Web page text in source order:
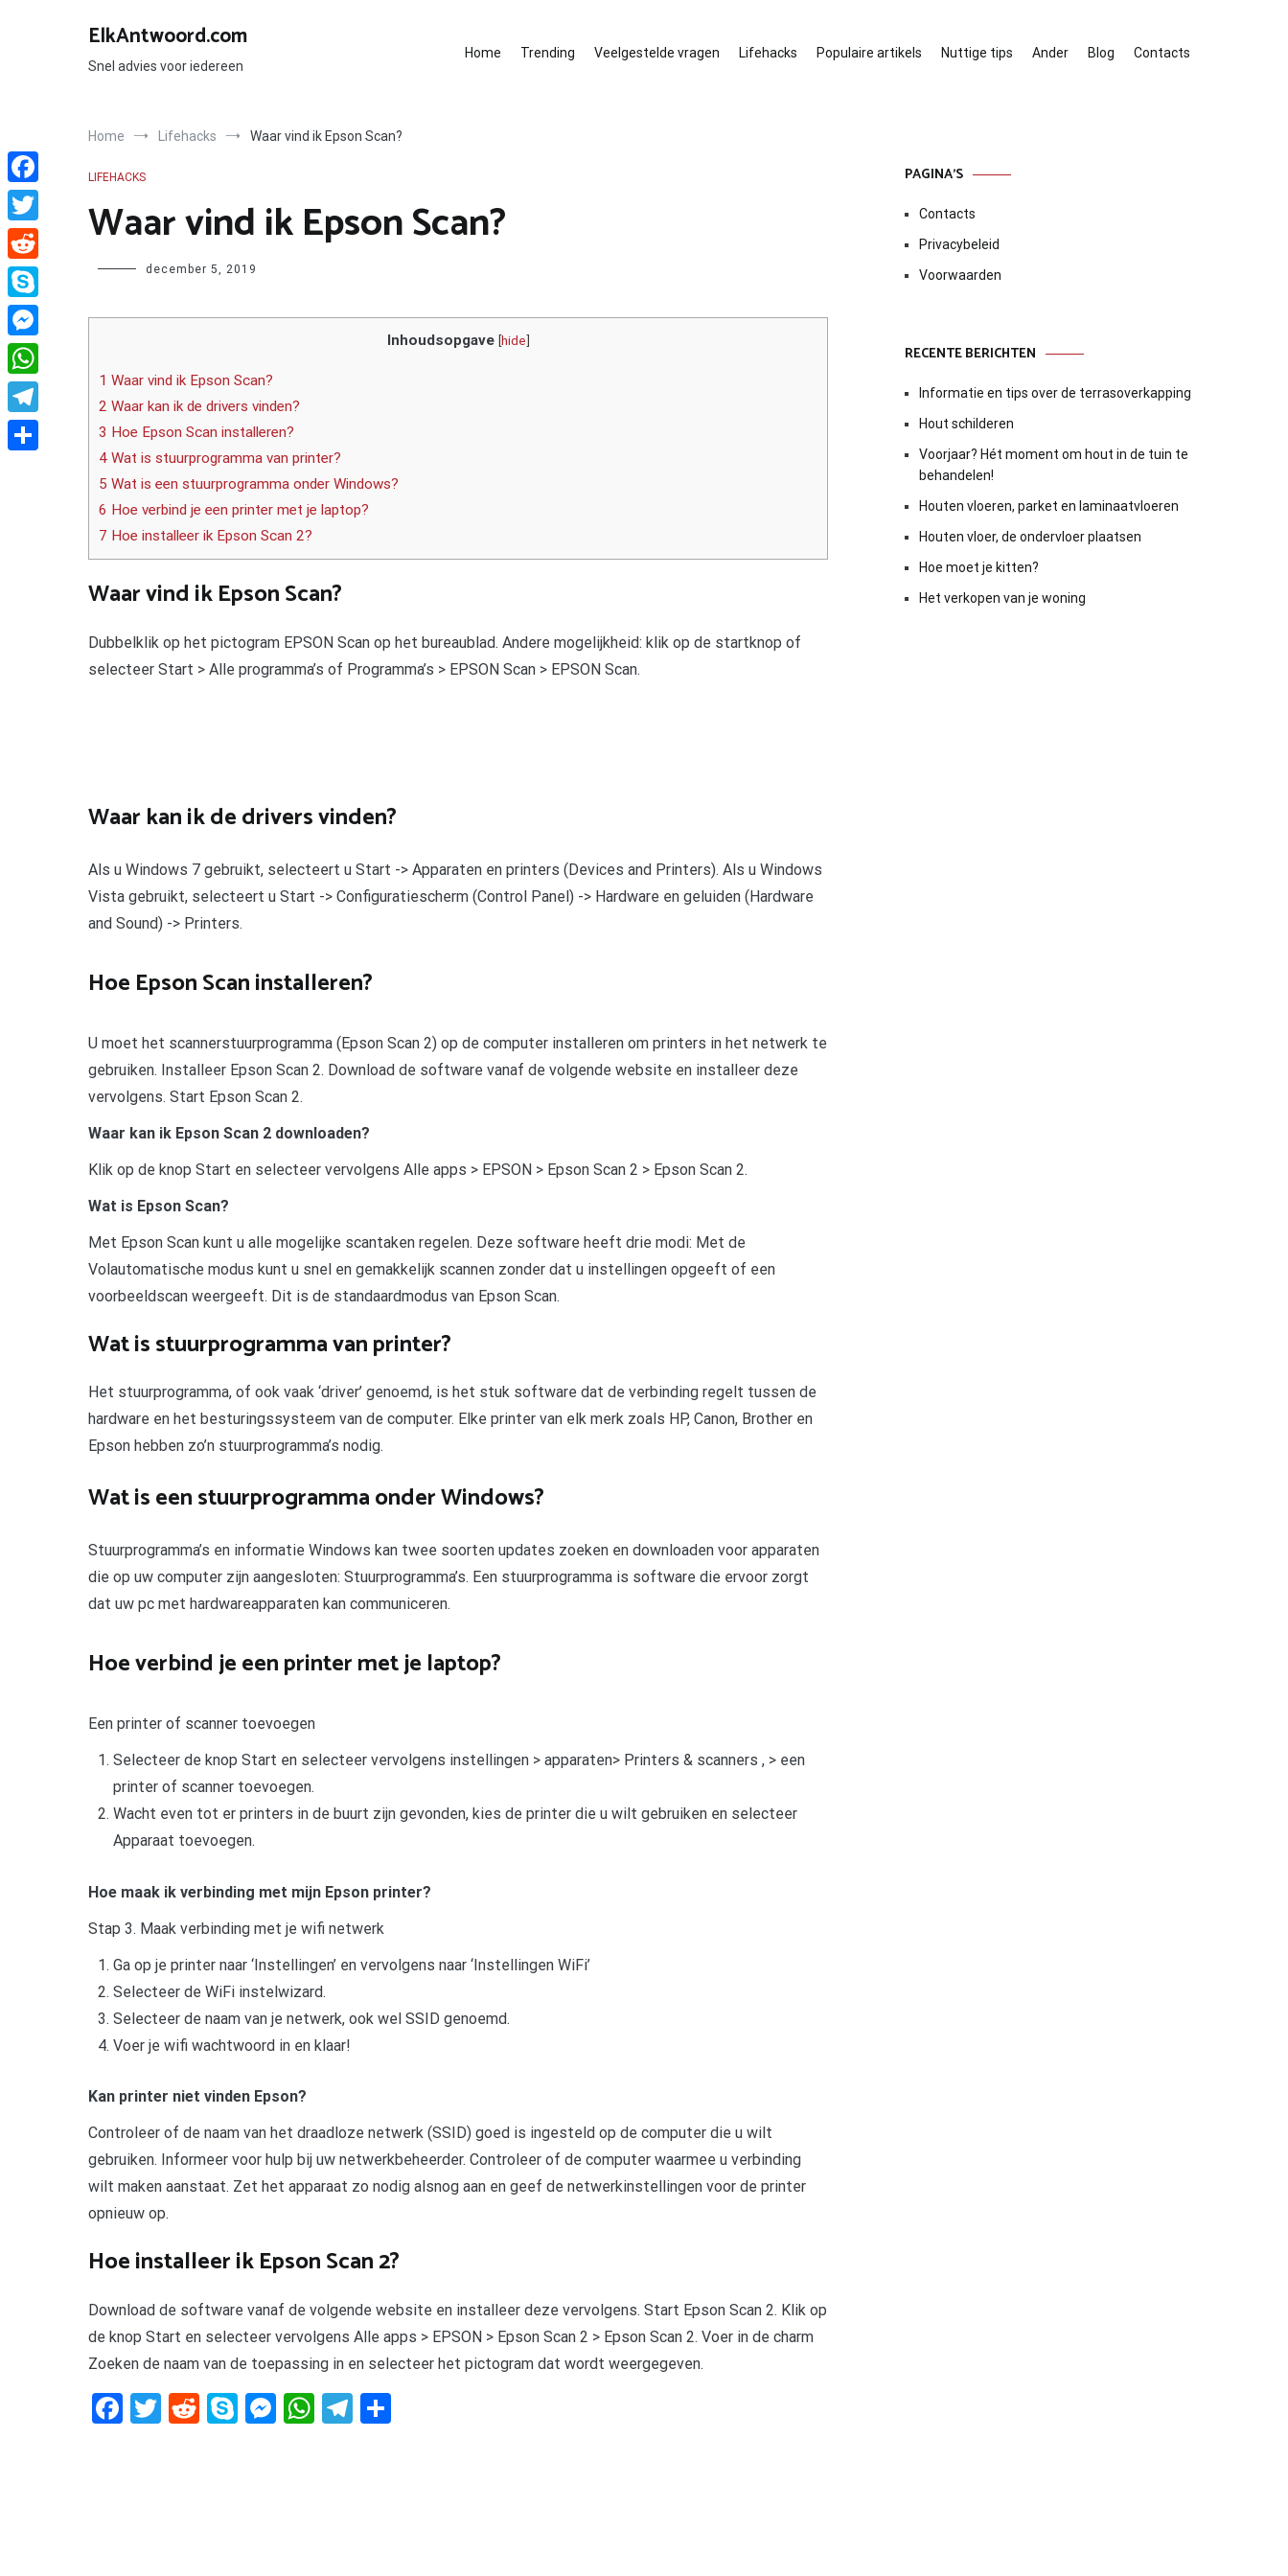
ElkAntwoord.com
Snel advies voor iedereen
Home Trending Veelgestelde vragen Lifehacks Populaire artikels Nuttige tips Ander Blog Contacts
Home Lifehacks Waar vind ik Epson Scan?
LIFEHACKS
Waar vind ik Epson Scan?
Author december 5, 2019
Inhoudsopgave [hide]
1 Waar vind ik Epson Scan?
2 Waar kan ik de drivers vinden?
3 Hoe Epson Scan installeren?
4 Wat is stuurprogramma van printer?
5 Wat is een stuurprogramma onder Windows?
6 Hoe verbind je een printer met je laptop?
7 Hoe installeer ik Epson Scan 2?
Waar vind ik Epson Scan?
Dubbelklik op het pictogram EPSON Scan op het bureaublad. Andere mogelijkheid: klik op de startknop of
selecteer Start > Alle programma’s of Programma’s > EPSON Scan > EPSON Scan.
Waar kan ik de drivers vinden?
Als u Windows 7 gebruikt, selecteert u Start -> Apparaten en printers (Devices and Printers). Als u Windows
Vista gebruikt, selecteert u Start -> Configuratiescherm (Control Panel) -> Hardware en geluiden (Hardware
and Sound) -> Printers.
Hoe Epson Scan installeren?
U moet het scannerstuurprogramma (Epson Scan 2) op de computer installeren om printers in het netwerk te
gebruiken. Installeer Epson Scan 2. Download de software vanaf de volgende website en installeer deze
vervolgens. Start Epson Scan 2.
Waar kan ik Epson Scan 2 downloaden?
Klik op de knop Start en selecteer vervolgens Alle apps > EPSON > Epson Scan 2 > Epson Scan 2.
Wat is Epson Scan?
Met Epson Scan kunt u alle mogelijke scantaken regelen. Deze software heeft drie modi: Met de
Volautomatische modus kunt u snel en gemakkelijk scannen zonder dat u instellingen opgeeft of een
voorbeeldscan weergeeft. Dit is de standaardmodus van Epson Scan.
Wat is stuurprogramma van printer?
Het stuurprogramma, of ook vaak ‘driver’ genoemd, is het stuk software dat de verbinding regelt tussen de
hardware en het besturingssysteem van de computer. Elke printer van elk merk zoals HP, Canon, Brother en
Epson hebben zo’n stuurprogramma’s nodig.
Wat is een stuurprogramma onder Windows?
Stuurprogramma’s en informatie Windows kan twee soorten updates zoeken en downloaden voor apparaten
die op uw computer zijn aangesloten: Stuurprogramma’s. Een stuurprogramma is software die ervoor zorgt
dat uw pc met hardwareapparaten kan communiceren.
Hoe verbind je een printer met je laptop?
Een printer of scanner toevoegen
Selecteer de knop Start en selecteer vervolgens instellingen > apparaten> Printers & scanners , > een
printer of scanner toevoegen.
Wacht even tot er printers in de buurt zijn gevonden, kies de printer die u wilt gebruiken en selecteer
Apparaat toevoegen.
Hoe maak ik verbinding met mijn Epson printer?
Stap 3. Maak verbinding met je wifi netwerk
Ga op je printer naar ‘Instellingen’ en vervolgens naar ‘Instellingen WiFi’
Selecteer de WiFi instelwizard.
Selecteer de naam van je netwerk, ook wel SSID genoemd.
Voer je wifi wachtwoord in en klaar!
Kan printer niet vinden Epson?
Controleer of de naam van het draadloze netwerk (SSID) goed is ingesteld op de computer die u wilt
gebruiken. Informeer voor hulp bij uw netwerkbeheerder. Controleer of de computer waarmee u verbinding
wilt maken aanstaat. Zet het apparaat zo nodig alsnog aan en geef de netwerkinstellingen voor de printer
opnieuw op.
Hoe installeer ik Epson Scan 2?
Download de software vanaf de volgende website en installeer deze vervolgens. Start Epson Scan 2. Klik op
de knop Start en selecteer vervolgens Alle apps > EPSON > Epson Scan 2 > Epson Scan 2. Voer in de charm
Zoeken de naam van de toepassing in en selecteer het pictogram dat wordt weergegeven.
Facebook
Twitter
RedditSkypeMessenger
WhatsApp
Telegram
PAGINA’S
Contacts
Privacybeleid
Voorwaarden
RECENTE BERICHTEN
Informatie en tips over de terrasoverkapping
Hout schilderen
Voorjaar? Hét moment om hout in de tuin te
behandelen!
Houten vloeren, parket en laminaatvloeren
Houten vloer, de ondervloer plaatsen
Hoe moet je kitten?
Het verkopen van je woning
Facebook
Twitter
Reddit
Skype
Messenger
WhatsApp
Telegram